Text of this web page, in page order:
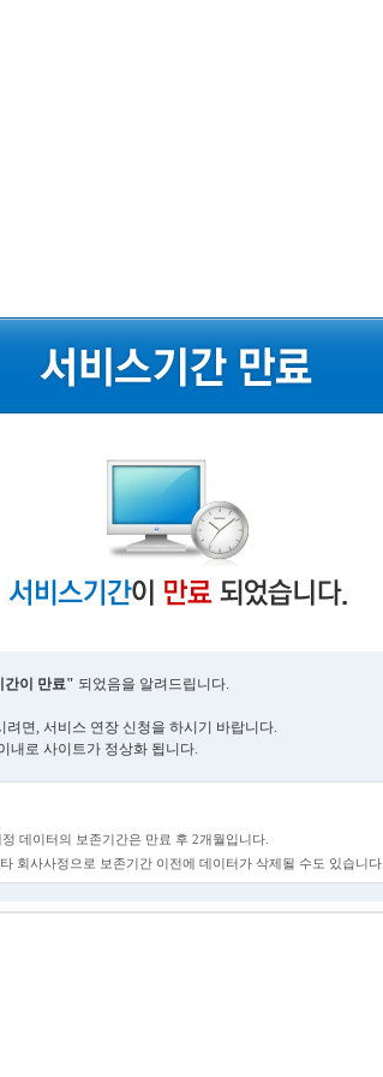
간이 만료" 되었음을 알려드립니다.
려면, 서비스 연장 신청을 하시기 바랍니다.
내로 사이트가 정상화 됩니다.
데이터의 보존기간은 만료 후 2개월입니다.
회사사정으로 보존기간 이전에 데이터가 삭제될 수도 있습니다.